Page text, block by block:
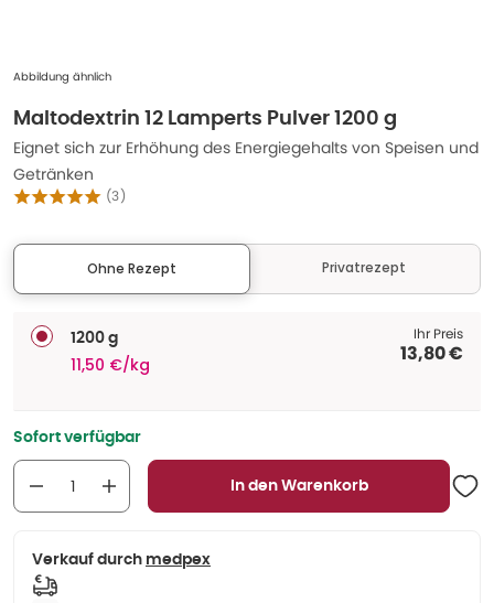
Abbildung ähnlich
Maltodextrin 12 Lamperts Pulver 1200 g
Eignet sich zur Erhöhung des Energiegehalts von Speisen und
Getränken
(3)
Ohne Rezept Privatrezept
1200 g
11,50 €/kg
Ihr Preis
13,80 €
Sofort verfügbar
In den Warenkorb
Verkauf durch medpex